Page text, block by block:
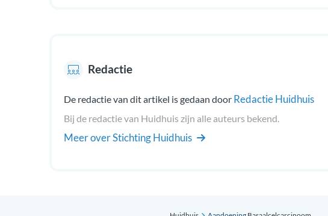
Redactie
De redactie van dit artikel is gedaan door Redactie Huidhuis
Bij de redactie van Huidhuis zijn alle auteurs bekend.
Meer over Stichting Huidhuis